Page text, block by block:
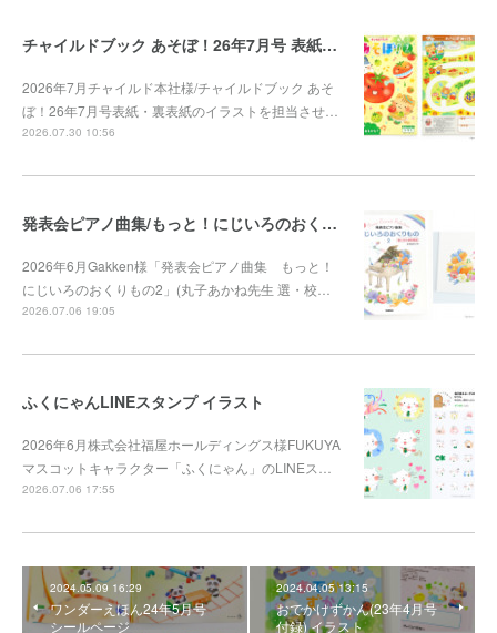
チャイルドブック あそぼ！26年7月号 表紙・裏表紙
2026年7月チャイルド本社様/チャイルドブック あそ
ぼ！26年7月号表紙・裏表紙のイラストを担当させ…
2026.07.30 10:56
発表会ピアノ曲集/もっと！にじいろのおくりもの2
2026年6月Gakken様「発表会ピアノ曲集 もっと！
にじいろのおくりもの2」(丸子あかね先生 選・校…
2026.07.06 19:05
ふくにゃんLINEスタンプ イラスト
2026年6月株式会社福屋ホールディングス様FUKUYA
マスコットキャラクター「ふくにゃん」のLINEス…
2026.07.06 17:55
2024.05.09 16:29
ワンダーえほん24年5月号
シールページ
2024.04.05 13:15
おでかけずかん(23年4月号
付録) イラスト